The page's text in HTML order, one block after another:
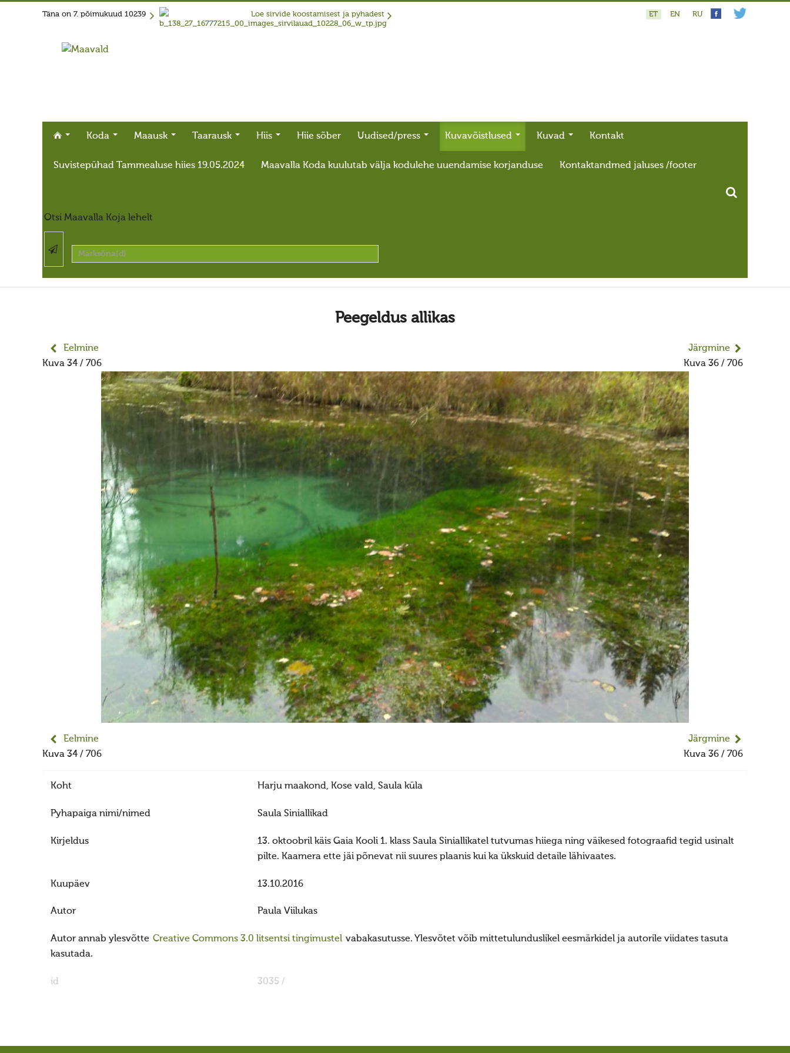
Täna on 7. põimukuud 10239 Loe sirvide koostamisest ja pyhadest ET EN RU
Koda Maausk Taarausk Hiis Hiie sõber Uudised/press Kuvavõistlused Kuvad Kontakt
Suvistepühad Tammealuse hiies 19.05.2024 Maavalla Koda kuulutab välja kodulehe uuendamise korjanduse Kontaktandmed jaluses /footer
Otsi Maavalla Koja lehelt
Peegeldus allikas
Eelmine
Kuva 34 / 706
Järgmine
Kuva 36 / 706
Eelmine
Kuva 34 / 706
Järgmine
Kuva 36 / 706
Koht Harju maakond, Kose vald, Saula küla
Pyhapaiga nimi/nimed Saula Siniallikad
Kirjeldus
13. oktoobril käis Gaia Kooli 1. klass Saula Siniallikatel tutvumas hiiega ning väikesed fotograafid tegid usinalt
pilte. Kaamera ette jäi põnevat nii suures plaanis kui ka ükskuid detaile lähivaates.
Kuupäev 13.10.2016
Autor Paula Viilukas
Autor annab ylesvõtte Creative Commons 3.0 litsentsi tingimustel vabakasutusse. Ylesvõtet võib mittetulunduslikel eesmärkidel ja autorile viidates tasuta
kasutada.
id 3035 /